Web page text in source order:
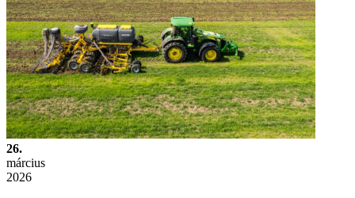
26.
március
2026